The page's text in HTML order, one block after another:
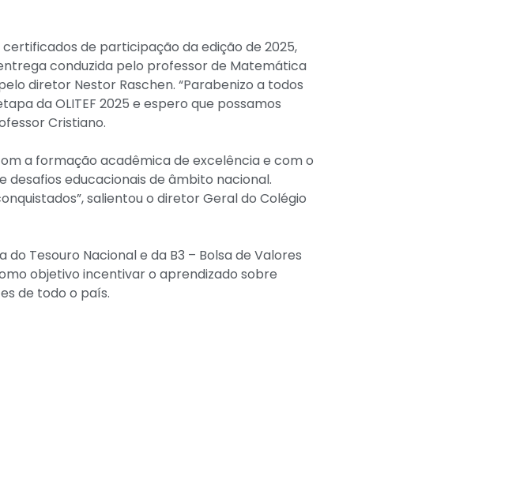
de participação da edição de 2025,
conduzida pelo professor de Matemática
diretor Nestor Raschen. “Parabenizo a todos
da OLITEF 2025 e espero que possamos
Cristiano.
a formação acadêmica de excelência e com o
educacionais de âmbito nacional.
salientou o diretor Geral do Colégio
Tesouro Nacional e da B3 – Bolsa de Valores
objetivo incentivar o aprendizado sobre
de todo o país.